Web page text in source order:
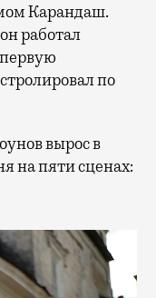
Карандаш.
работал
по
вырос в
на пяти сценах: